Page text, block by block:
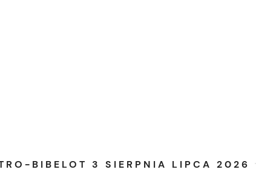
BIBELOT 3 SIERPNIA LIPCA 2026